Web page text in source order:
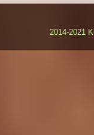
2014-2021